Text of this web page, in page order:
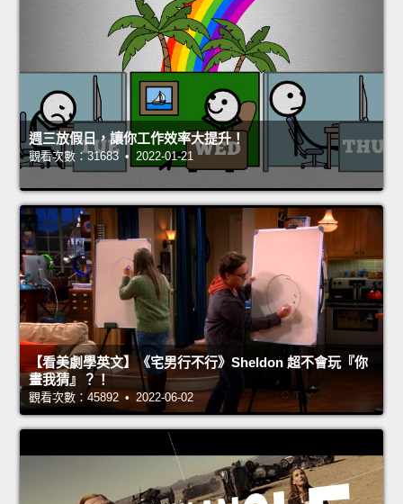
週三放假日，讓你工作效率大提升！
觀看次數：31683 • 2022-01-21
【看美劇學英文】《宅男行不行》Sheldon 超不會玩『你
畫我猜』？！
觀看次數：45892 • 2022-06-02